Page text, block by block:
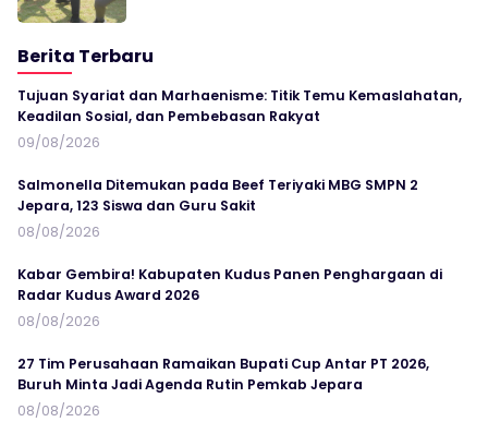
Berita Terbaru
Tujuan Syariat dan Marhaenisme: Titik Temu Kemaslahatan,
Keadilan Sosial, dan Pembebasan Rakyat
09/08/2026
Salmonella Ditemukan pada Beef Teriyaki MBG SMPN 2
Jepara, 123 Siswa dan Guru Sakit
08/08/2026
Kabar Gembira! Kabupaten Kudus Panen Penghargaan di
Radar Kudus Award 2026
08/08/2026
27 Tim Perusahaan Ramaikan Bupati Cup Antar PT 2026,
Buruh Minta Jadi Agenda Rutin Pemkab Jepara
08/08/2026